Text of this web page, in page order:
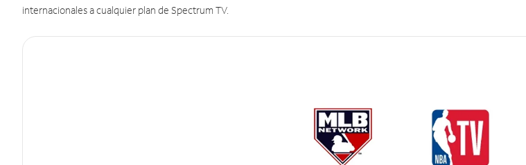
internacionales a cualquier plan de Spectrum TV.